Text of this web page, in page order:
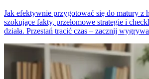
Jak efektywnie przygotować się do matury z
szokujące fakty, przełomowe strategie i
działa. Przestań tracić czas – zacznij